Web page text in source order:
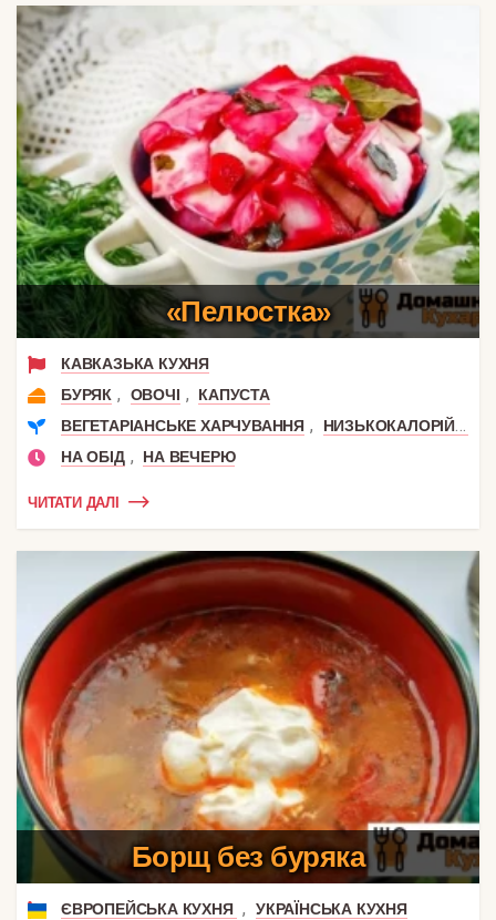
«Пелюстка»
КАВКАЗЬКА КУХНЯ
БУРЯК , ОВОЧІ ,
КАПУСТА
ВЕГЕТАРІАНСЬКЕ ХАРЧУВАННЯ , НИЗЬКОКАЛОРІЙНІ
НА ОБІД , НА ВЕЧЕРЮ
ЧИТАТИ ДАЛІ
Борщ без буряка
ЄВРОПЕЙСЬКА КУХНЯ ,
УКРАЇНСЬКА КУХНЯ